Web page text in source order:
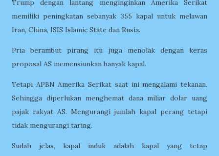
Trump dengan lantang menginginkan Amerika Serikat
memiliki peningkatan sebanyak 355 kapal untuk melawan
Iran, China, ISIS Islamic State dan Rusia.
Pria berambut pirang itu juga menolak dengan keras
proposal AS memensiunkan banyak kapal.
Tetapi APBN Amerika Serikat saat ini mengalami tekanan.
Sehingga diperlukan menghemat dana miliar dolar uang
pajak rakyat AS. Mengurangi jumlah kapal perang tetapi
tidak mengurangi taring.
Sudah jelas, kapal induk adalah kapal yang tetap